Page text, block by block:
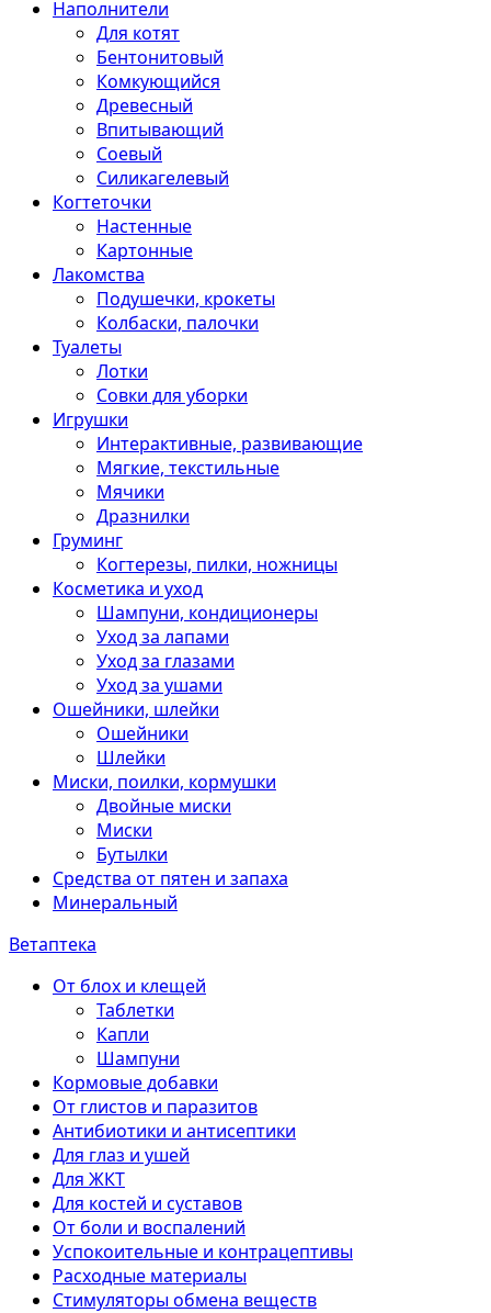
Наполнители
Для котят
Бентонитовый
Комкующийся
Древесный
Впитывающий
Соевый
Силикагелевый
Когтеточки
Настенные
Картонные
Лакомства
Подушечки, крокеты
Колбаски, палочки
Туалеты
Лотки
Совки для уборки
Игрушки
Интерактивные, развивающие
Мягкие, текстильные
Мячики
Дразнилки
Груминг
Когтерезы, пилки, ножницы
Косметика и уход
Шампуни, кондиционеры
Уход за лапами
Уход за глазами
Уход за ушами
Ошейники, шлейки
Ошейники
Шлейки
Миски, поилки, кормушки
Двойные миски
Миски
Бутылки
Средства от пятен и запаха
Минеральный
Ветаптека
От блох и клещей
Таблетки
Капли
Шампуни
Кормовые добавки
От глистов и паразитов
Антибиотики и антисептики
Для глаз и ушей
Для ЖКТ
Для костей и суставов
От боли и воспалений
Успокоительные и контрацептивы
Расходные материалы
Стимуляторы обмена веществ